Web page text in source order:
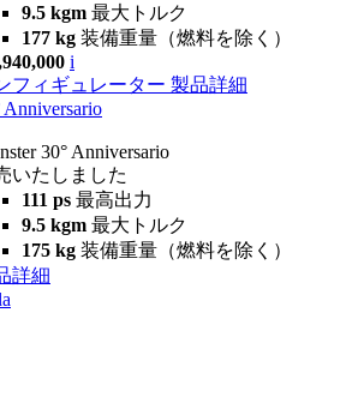
9.5 kgm 最大トルク
177 kg 装備重量（燃料を除く）
i
フィギュレーター 製品詳細
Anniversario
30° Anniversario
いたしました
111 ps 最高出力
9.5 kgm 最大トルク
175 kg 装備重量（燃料を除く）
詳細